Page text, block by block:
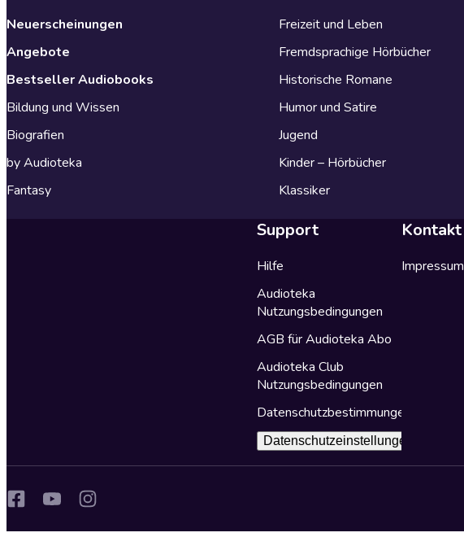
Neuerscheinungen
Angebote
Bestseller Audiobooks
Bildung und Wissen
Biografien
by Audioteka
Fantasy
Freizeit und Leben
Fremdsprachige Hörbücher
Historische Romane
Humor und Satire
Jugend
Kinder – Hörbücher
Klassiker
Support
Hilfe
Audioteka
Nutzungsbedingungen
AGB für Audioteka Abo
Audioteka Club
Nutzungsbedingungen
Datenschutzbestimmungen
Datenschutzeinstellungen
Kontakt
Impressum